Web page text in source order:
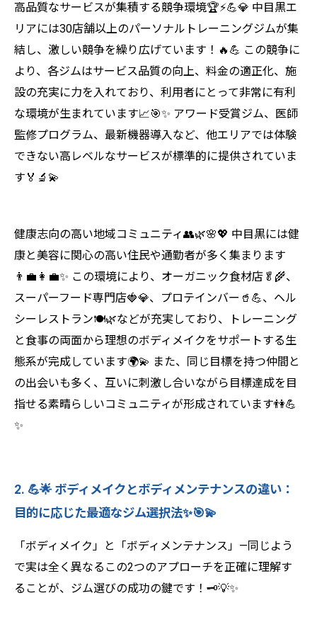
高品質なサービスが集積する競争環境🏆⚡💪💎 中目黒エ
リアには30店舗以上のパーソナルトレーニングジムが集
結し、激しい競争を繰り広げています！🔥💪 この競争に
より、各ジムはサービス品質の向上、料金の適正化、施
設の充実に力を入れており、利用者にとって非常に有利
な環境が生まれています📈🎯✨ アワード受賞ジム、医師
監修プログラム、最新機器導入など、他エリアでは体験
できない高レベルなサービスが標準的に提供されていま
す🏅🔬💫
健康志向の高い地域コミュニティ👥🌿🌸💖 中目黒には健
康と美容に関心の高い住民や通勤者が多く集まります
👨‍💼👩‍💼✨ この環境により、オーガニック食材店🥬🌾、
スーパーフード専門店🍓💎、プロテインバー🥤💪、ヘル
シーレストラン🍽️🌿などが充実しており、トレーニング
と食事の両面から理想のボディメイクをサポートする生
態系が完成しています🌍💫 また、同じ目標を持つ仲間と
の出会いも多く、互いに刺激し合いながら目標達成を目
指せる素晴らしいコミュニティが形成されています👫💪
✨
2. 💪🌟 ボディメイクとボディメンテナンスの違い：
目的に応じた最適なジム選択法✨🎯💫
「ボディメイク」と「ボディメンテナンス」—同じよう
で実は全く異なるこの2つのアプローチを正確に理解す
ることが、ジム選びの成功の鍵です！🗝️💡✨